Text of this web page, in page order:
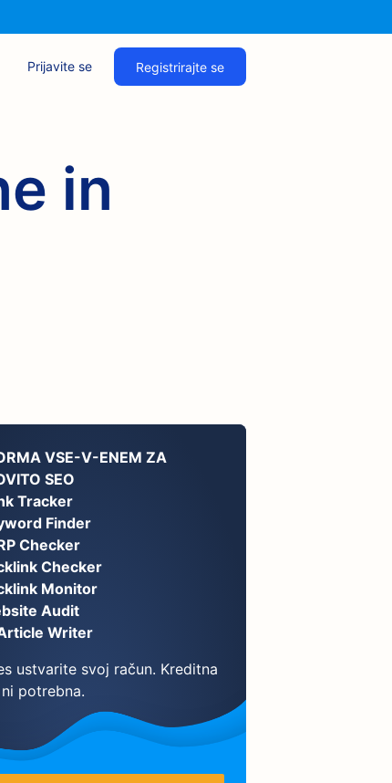
Prijavite se Registrirajte se
in
VSE-V-ENEM ZA
SEO
Tracker
Finder
Checker
Checker
Monitor
Audit
Writer
ustvarite svoj račun. Kreditna
potrebna.